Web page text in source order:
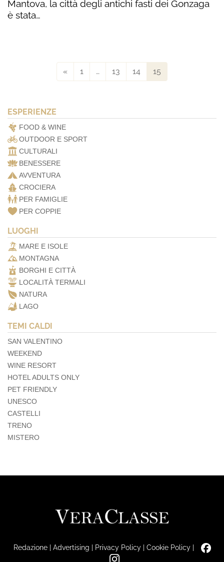
Mantova, la città degli antichi fasti dei Gonzaga
è stata…
« 1 … 13 14 15
ESPERIENZE
FOOD & WINE
OUTDOOR E SPORT
CULTURALI
BENESSERE
AVVENTURA
CROCIERA
PER FAMIGLIE
PER COPPIE
LUOGHI
MARE E ISOLE
MONTAGNA
BORGHI E CITTÀ
LOCALITÀ TERMALI
NATURA
LAGO
TEMI CALDI
SAN VALENTINO
WEEKEND
WINE RESORT
HOTEL ADULTS ONLY
PET FRIENDLY
UNESCO
CASTELLI
TRENO
MISTERO
Redazione| Advertising | Privacy Policy| Cookie Policy|